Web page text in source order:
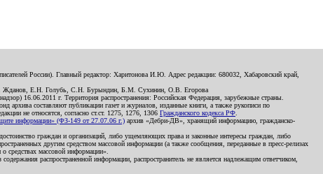
России). Главный редактор: Харитонова И.Ю. Адрес редакции: 680032, Хабаровский край,
Жданов, Е.Н. Голубь, С.Н. Бурындин, Б.М. Сухинин, О.В. Егорова
16.06.2011 г. Территория распространения: Российская Федерация, зарубежные страны.
архива составляют публикации газет и журналов, изданные книги, а также рукописи по
не относятся, согласно ст.ст. 1275, 1276, 1306 Гражданского кодекса РФ
информации» (ФЗ-149 от 27.07.06 г.) архив «Дебри-ДВ», хранящий информацию, гражданско-
граждан и организаций, либо ущемляющих права и законные интересы граждан, либо
другим средством массовой информации (а также сообщения, переданные в пресс-релизах
средствах массовой информации».
распространенной информации, распространитель не является надлежащим ответчиком,